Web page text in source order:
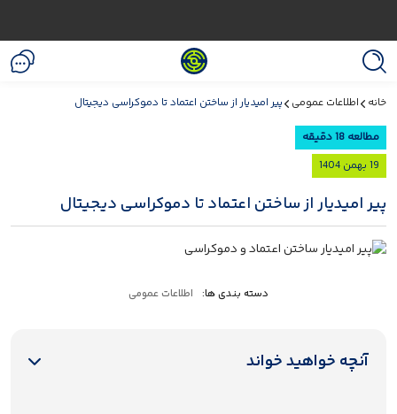
خانه اطلاعات عمومی پیر امیدیار از ساختن اعتماد تا دموکراسی دیجیتال
مطالعه 18 دقیقه
19 بهمن 1404
پیر امیدیار از ساختن اعتماد تا دموکراسی دیجیتال
دسته بندی ها: اطلاعات عمومی
آنچه خواهید خواند